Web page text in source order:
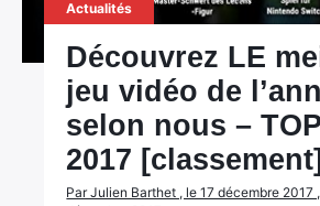
Actualités
Découvrez LE
jeu vidéo de
selon nous –
2017 [classement]
Par Julien Barthet , le 17 décembre 2017